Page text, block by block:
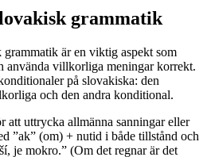
grammatik
är en viktig aspekt som
använda villkorliga meningar korrekt.
på slovakiska: den
och den andra konditional.
uttrycka allmänna sanningar eller
”ak” (om) + nutid i både tillstånd och
je mokro.” (Om det regnar är det